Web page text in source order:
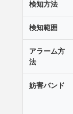
検知方法
検知範囲
アラーム方
法
妨害バンド